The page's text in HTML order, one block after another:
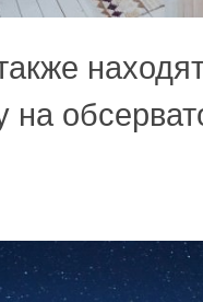
на